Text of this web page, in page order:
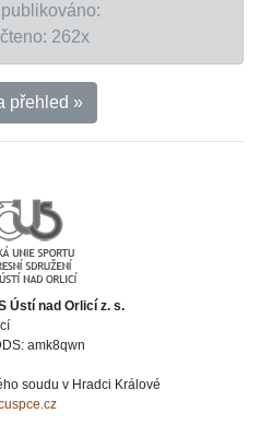
262x
přehled »
Ústí nad Orlicí z. s.
amk8qwn
soudu v Hradci Králové